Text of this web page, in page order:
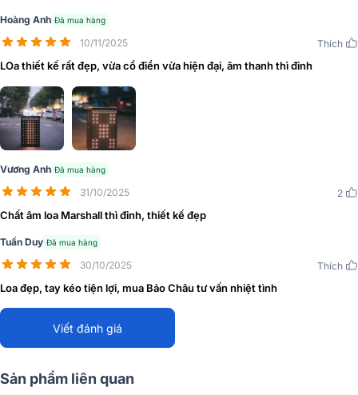
Hoàng Anh Đã mua hàng
10/11/2025 Thích
LOa thiết kế rất đẹp, vừa cổ điển vừa hiện đại, âm thanh thì đỉnh
Vương Anh Đã mua hàng
31/10/2025 2
Chất âm loa Marshall thì đỉnh, thiết kế đẹp
Tuấn Duy Đã mua hàng
30/10/2025 Thích
Loa đẹp, tay kéo tiện lợi, mua Bảo Châu tư vấn nhiệt tình
Viết đánh giá
Sản phẩm liên quan